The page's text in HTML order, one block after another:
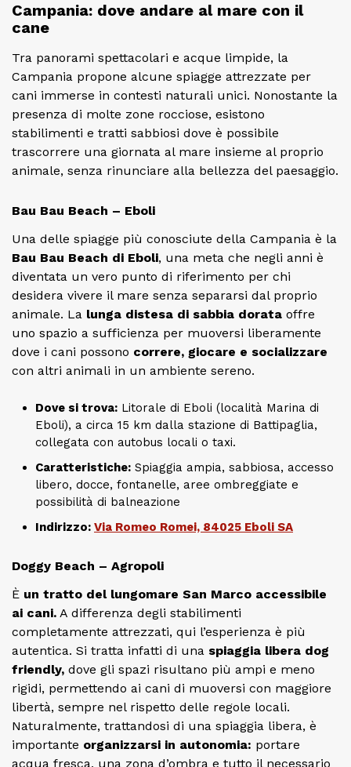
Campania: dove andare al mare con il
cane
Tra panorami spettacolari e acque limpide, la
Campania propone alcune spiagge attrezzate per
cani immerse in contesti naturali unici. Nonostante la
presenza di molte zone rocciose, esistono
stabilimenti e tratti sabbiosi dove è possibile
trascorrere una giornata al mare insieme al proprio
animale, senza rinunciare alla bellezza del paesaggio.
Bau Bau Beach – Eboli
Una delle spiagge più conosciute della Campania è la
Bau Bau Beach di Eboli, una meta che negli anni è
diventata un vero punto di riferimento per chi
desidera vivere il mare senza separarsi dal proprio
animale. La lunga distesa di sabbia dorata offre
uno spazio a sufficienza per muoversi liberamente
dove i cani possono correre, giocare e socializzare
con altri animali in un ambiente sereno.
Dove si trova: Litorale di Eboli (località Marina di
Eboli), a circa 15 km dalla stazione di Battipaglia,
collegata con autobus locali o taxi.
Caratteristiche: Spiaggia ampia, sabbiosa, accesso
libero, docce, fontanelle, aree ombreggiate e
possibilità di balneazione
Indirizzo: Via Romeo Romei, 84025 Eboli SA
Doggy Beach – Agropoli
È un tratto del lungomare San Marco accessibile
ai cani. A differenza degli stabilimenti
completamente attrezzati, qui l’esperienza è più
autentica. Si tratta infatti di una spiaggia libera dog
friendly, dove gli spazi risultano più ampi e meno
rigidi, permettendo ai cani di muoversi con maggiore
libertà, sempre nel rispetto delle regole locali.
Naturalmente, trattandosi di una spiaggia libera, è
importante organizzarsi in autonomia: portare
acqua fresca, una zona d’ombra e tutto il necessario